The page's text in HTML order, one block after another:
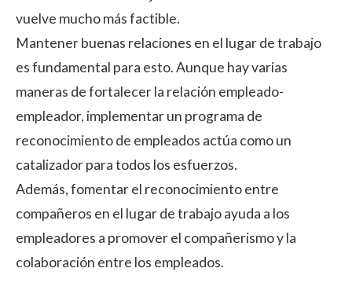
vuelve mucho más factible.
Mantener buenas relaciones en el lugar de trabajo
es fundamental para esto. Aunque hay varias
maneras de fortalecer la relación empleado-
empleador, implementar un programa de
reconocimiento de empleados actúa como un
catalizador para todos los esfuerzos.
Además, fomentar el reconocimiento entre
compañeros en el lugar de trabajo ayuda a los
empleadores a promover el compañerismo y la
colaboración entre los empleados.